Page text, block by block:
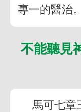
專一的醫治。
不能聽見
馬可七章